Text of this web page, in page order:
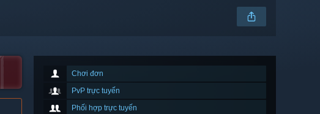
Chơi đơn
PvP trực tuyến
Phối hợp trực tuyến